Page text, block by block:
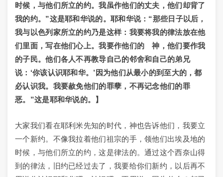
时候，与他们所立的约。我虽作他们的丈夫，他们却背了
我的约。”这是耶和华说的。耶和华说：“那些日子以后，
我与以色列家所立的约乃是这样：我要将我的律法放在他
们里面，写在他们心上。我要作他们的 神，他们要作我
的子民。他们各人不再教导自己的邻舍和自己的弟兄
说：‘你该认识耶和华。’因为他们从最小的到至大的，都
必认识我。我要赦免他们的罪孽，不再记念他们的罪
恶。”这是耶和华说的。】
大家我们看在耶利米先知的时代，神也告诉他们，我要立
一个新约。不像我拉着他们祖宗的手，领他们出埃及地的
时候，与他们所立的约，这是律法的。通过这个西奈山得
到的律法，旧约已经过去了，我要给你们新约，以后再不